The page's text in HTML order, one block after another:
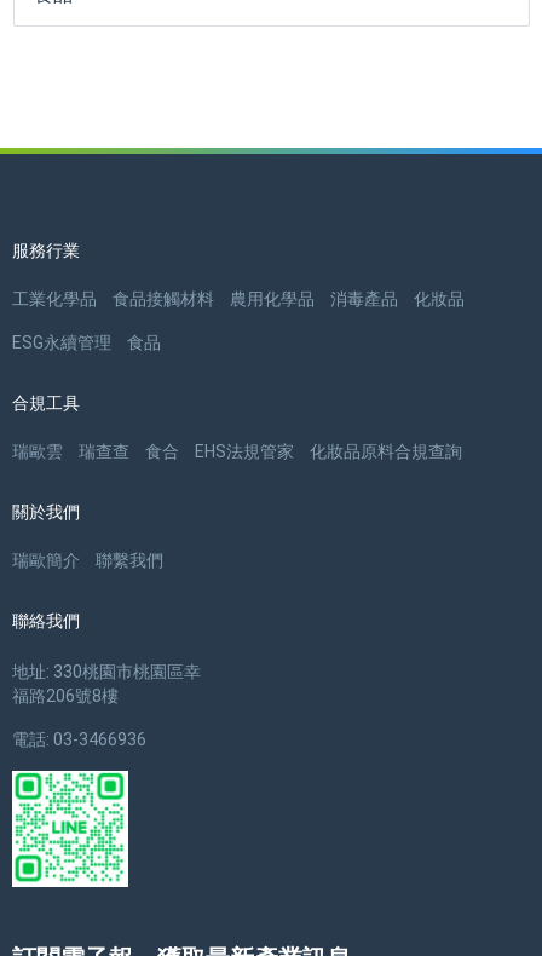
服務行業
工業化學品 食品接觸材料 農用化學品 消毒產品 化妝品
ESG永續管理 食品
合規工具
瑞歐雲 瑞查查 食合 EHS法規管家 化妝品原料合規查詢
關於我們
瑞歐簡介 聯繫我們
聯絡我們
地址: 330桃園市桃園區幸
福路206號8樓
電話: 03-3466936